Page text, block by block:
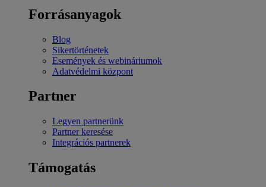
Forrásanyagok
Blog
Sikertörténetek
Események és webináriumok
Adatvédelmi központ
Partner
Legyen partnerünk
Partner keresése
Integrációs partnerek
Támogatás